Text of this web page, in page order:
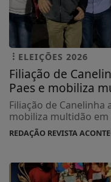
ELEIÇÕES 2026
Filiação de
Paes e mobiliza
Filiação de Canelinha
mobiliza multidão em
REDAÇÃO REVISTA